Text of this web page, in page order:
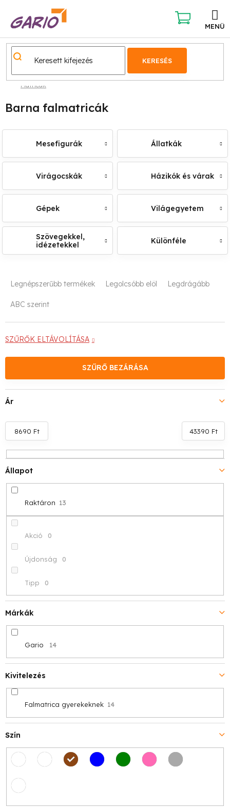
KERESÉS
KOSÁR
Matricák
Barna falmatricák
Mesefigurák Állatkák
Virágocskák Házikók és várak
Gépek Világegyetem
Szövegekkel,
idézetekkel
Különféle
T
m
é
k
e
r
e
n
d
e
s
e
Legnépszerűbb termékek Legolcsóbb elöl Legdrágább
ABC szerint
SZŰRŐK ELTÁVOLÍTÁSA
SZŰRŐ BEZÁRÁSA
Ár
8690 Ft 43390 Ft
Állapot
Raktáron 13
Akció 0
Újdonság 0
Tipp 0
Márkák
Gario 14
Kivitelezés
Falmatrica gyerekeknek 14
Szín